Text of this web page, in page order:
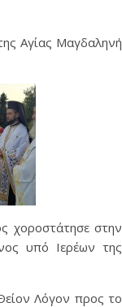
Αγίας Μαγδαληνή
χοροστάτησε στην
υπό Ιερέων της
Λόγον προς το